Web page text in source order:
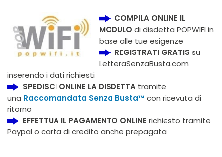
COMPILA ONLINE IL
MODULO di disdetta POPWIFI in
base alle tue esigenze
REGISTRATI GRATIS su
LetteraSenzaBusta.com
inserendo i dati richiesti
SPEDISCI ONLINE LA DISDETTA tramite
una Raccomandata Senza Busta™ con ricevuta di
ritorno
EFFETTUA IL PAGAMENTO ONLINE richiesto tramite
Paypal o carta di credito anche prepagata